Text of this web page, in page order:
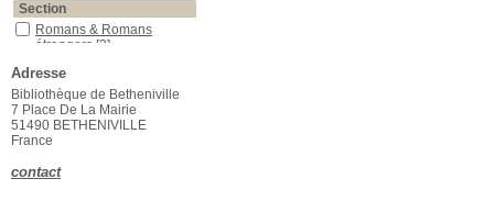
Section
Romans & Romans
étrangers [3]
Adresse
Bibliothèque de Betheniville
7 Place De La Mairie
51490 BETHENIVILLE
France
contact